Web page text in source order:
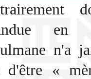
en
n'a
d'être «